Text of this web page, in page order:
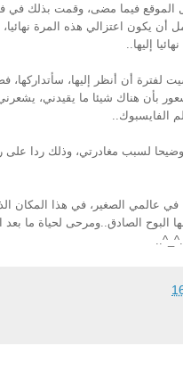
الموقع فيما مضى، وقمت بذلك في
أن يكون اعتزالي هذه المرة
إليها..
لفترة أن أنظر إليها، سأتداركها،
بأن هناك شيئا ما يقيدني،
الفايسبوك..
لسبب مغادرتي، وذلك ردا على
في عالمي الصغير، في هذا المكان
البوح الصادق..ومرحى لحياة ما بعد